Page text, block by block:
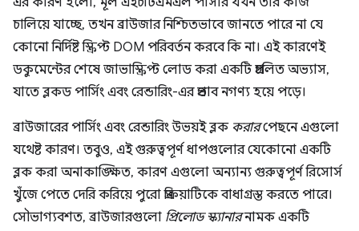
চালিয়ে যাচ্ছে, তখন ব্রাউজার নিশ্চিতভাবে জানতে পারে না যে
কোনো নির্দিষ্ট স্ক্রিপ্ট DOM পরিবর্তন করবে কি না। এই কারণেই
ডকুমেন্টের শেষে জাভাস্ক্রিপ্ট লোড করা একটি প্রচলিত অভ্যাস,
যাতে ব্লকড পার্সিং এবং রেন্ডারিং-এর প্রভাব নগণ্য হয়ে পড়ে।
ব্রাউজারের পার্সিং এবং রেন্ডারিং উভয়ই ব্লক করারপেছনে এগুলো
যথেষ্ট কারণ। তবুও, এই গুরুত্বপূর্ণ ধাপগুলোর যেকোনো একটি
ব্লক করা অনাকাঙ্ক্ষিত, কারণ এগুলো অন্যান্য গুরুত্বপূর্ণ রিসোর্স
খুঁজে পেতে দেরি করিয়ে পুরো প্রক্রিয়াটিকে বাধাগ্রস্ত করতে পারে।
সৌভাগ্যবশত, ব্রাউজারগুলো প্রিলোড স্ক্যানারনামক একটি